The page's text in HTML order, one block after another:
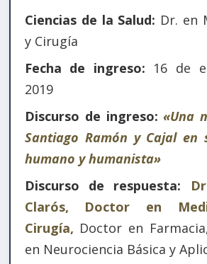
Ciencias de la Salud: Dr. en
y Cirugía
Fecha de ingreso: 16 de
2019
Discurso de ingreso: «Una
Santiago Ramón y Cajal en
humano y humanista»
Discurso de respuesta:
Clarós, Doctor en
Cirugía, Doctor en
en Neurociencia Básica y